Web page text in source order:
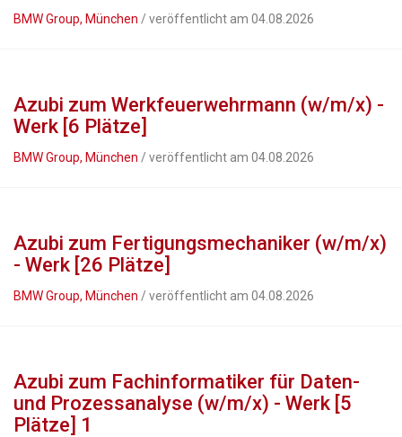
BMW Group, München / veröffentlicht am 04.08.2026
Azubi zum Werkfeuerwehrmann (w/m/x) -
Werk [6 Plätze]
BMW Group, München / veröffentlicht am 04.08.2026
Azubi zum Fertigungsmechaniker (w/m/x)
- Werk [26 Plätze]
BMW Group, München / veröffentlicht am 04.08.2026
Azubi zum Fachinformatiker für Daten-
und Prozessanalyse (w/m/x) - Werk [5
Plätze] 1